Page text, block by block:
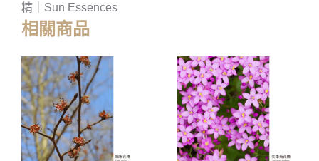
精｜Sun Essences
相關商品